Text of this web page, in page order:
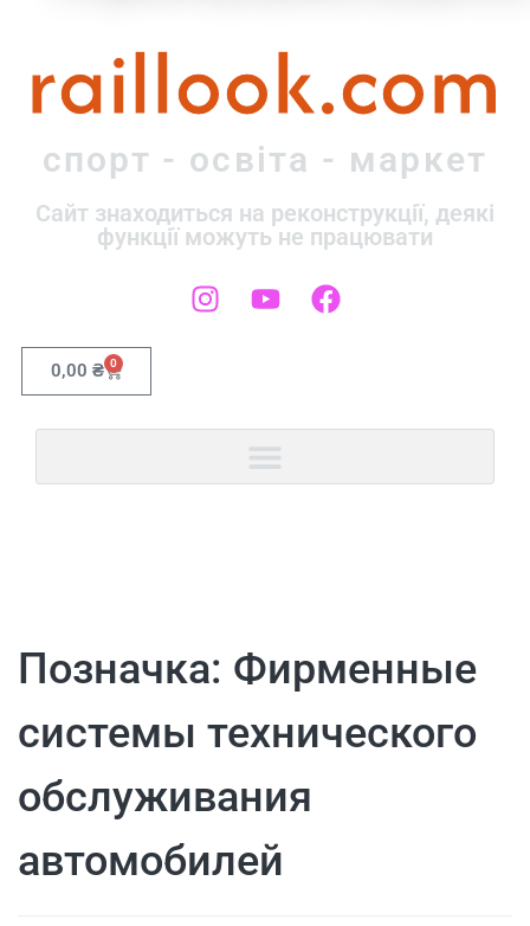
raillook.com
спорт - освіта - маркет
Сайт знаходиться на реконструкції, деякі
функції можуть не працювати
0,00 ₴ 0
Позначка: Фирменные
системы технического
обслуживания
автомобилей